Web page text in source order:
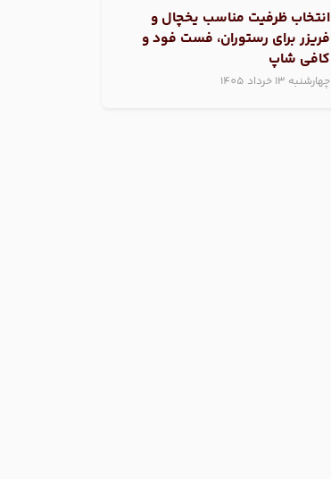
انتخاب ظرفیت مناسب یخچال و
فریزر برای رستوران، فست فود و
کافی شاپ
چهارشنبه 13 خرداد 1405